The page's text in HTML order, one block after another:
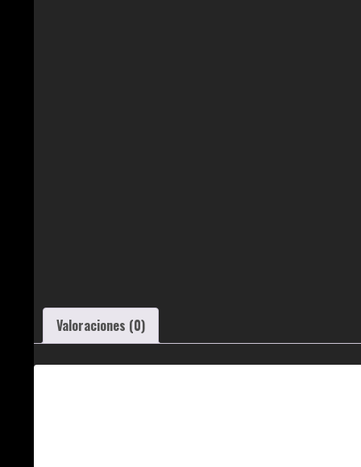
Valoraciones (0)